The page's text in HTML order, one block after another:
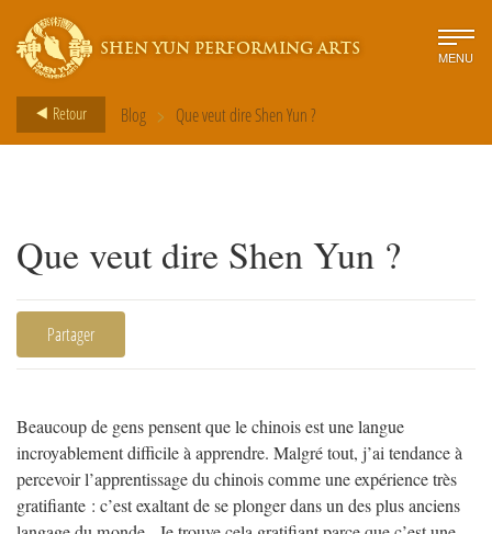
SHEN YUN PERFORMING ARTS MENU
Retour Blog > Que veut dire Shen Yun ?
Que veut dire Shen Yun ?
Partager
Beaucoup de gens pensent que le chinois est une langue
incroyablement difficile à apprendre. Malgré tout, j’ai tendance à
percevoir l’apprentissage du chinois comme une expérience très
gratifiante : c’est exaltant de se plonger dans un des plus anciens